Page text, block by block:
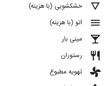
details خشکشویی (با هزینه)
menu اتو (با هزینه)
local_bar مینی بار
restaurant رستوران
toys تهویه مطبوع